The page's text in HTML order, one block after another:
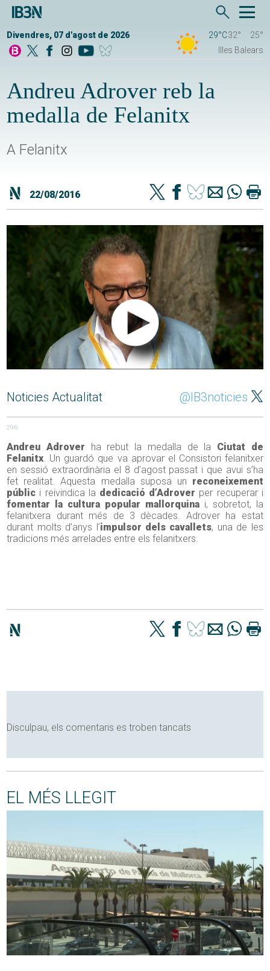
Divendres, 07 d'agost de 2026 29°C32°
25°
Illes Balears
Andreu Adrover reb la
medalla de Felanitx
A Felanitx
22/08/2016
Noticies Actualitat @IB3noticies
296
Andreu Adrover ha rebut la medalla de la Ciutat de
Felanitx. Un guardó que va aprovar el Consistori felanitxer
en sessió extraordinària el 8 d’agost passat i que avui s’ha
fet realitat. Aquesta medalla suposa un reconeixement
públic i reivindica la dedicació d’Adrover per recuperar i
fomentar la cultura popular mallorquinai, sobretot, la
felanitxera durant més de 3 dècades. Adrover ha estat
durant molts d’anys l’impulsor dels cavallets, una de les
tradicions més arrelades entre els felanitxers.
Disculpau, els comentaris es troben tancats
EL MÉS LLEGIT